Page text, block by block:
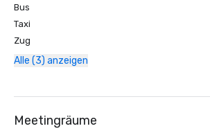
Bus
Taxi
Zug
Alle (3) anzeigen
Meetingräume